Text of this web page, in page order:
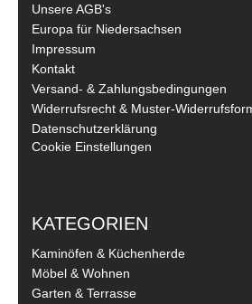
Unsere AGB's
Europa für Niedersachsen
Impressum
Kontakt
Versand- & Zahlungsbedingungen
Widerrufsrecht & Muster-
Datenschutzerklärung
Cookie Einstellungen
KATEGORIEN
Kaminöfen & Küchenherde
Möbel & Wohnen
Garten & Terrasse